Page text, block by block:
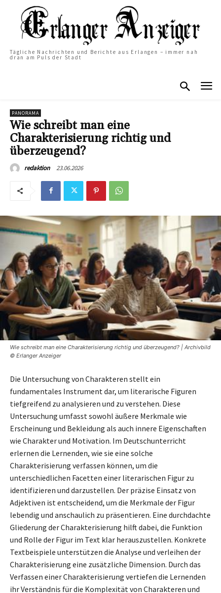
Tägliche Nachrichten und Berichte aus Erlangen – immer nah
dran am Puls der Stadt
PANORAMA
Wie schreibt man eine
Charakterisierung richtig und
überzeugend?
redaktion 23.06.2026
Wie schreibt man eine Charakterisierung richtig und überzeugend? | Archivbild
© Erlanger Anzeiger
Die Untersuchung von Charakteren stellt ein
fundamentales Instrument dar, um literarische Figuren
tiefgreifend zu analysieren und zu verstehen. Diese
Untersuchung umfasst sowohl äußere Merkmale wie
Erscheinung und Bekleidung als auch innere Eigenschaften
wie Charakter und Motivation. Im Deutschunterricht
erlernen die Lernenden, wie sie eine solche
Charakterisierung verfassen können, um die
unterschiedlichen Facetten einer literarischen Figur zu
identifizieren und darzustellen. Der präzise Einsatz von
Adjektiven ist entscheidend, um die Merkmale der Figur
lebendig und anschaulich zu präsentieren. Eine durchdachte
Gliederung der Charakterisierung hilft dabei, die Funktion
und Rolle der Figur im Text klar herauszustellen. Konkrete
Textbeispiele unterstützen die Analyse und verleihen der
Charakterisierung eine zusätzliche Dimension. Durch das
Verfassen einer Charakterisierung vertiefen die Lernenden
ihr Verständnis für die Komplexität von Charakteren und